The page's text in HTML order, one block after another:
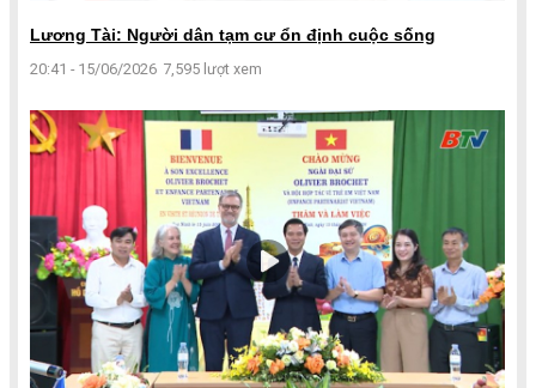
Lương Tài: Người dân tạm cư ổn định cuộc sống
20:41 - 15/06/2026 7,595 lượt xem